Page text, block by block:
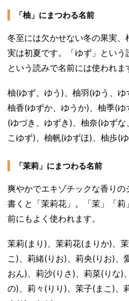
「柚」にまつわる名前
冬至には欠かせない冬の果実、
実は初夏です。「ゆず」という
という読みで名前には使われま
柚(ゆず、ゆう)、柚羽(ゆう、ゆ
柚香(ゆずか、ゆうか)、柚季(ゆ
(ゆづき、ゆずき)、柚奈(ゆずな
こゆず)、柚帆(ゆずほ)、柚歩(
「茉莉」にまつわる名前
爽やかでエキゾチックな香り
書くと「茉莉花」。「茉」「莉
前にもよく使われます。
茉莉(まり)、茉莉花(まりか)、
こ)、莉緒(りお)、莉央(りお)、
おん)、莉沙(りさ)、莉菜(りな)
の)、莉々(りり)、茉子(まこ)、